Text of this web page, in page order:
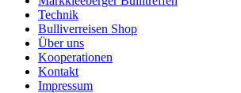
Technik
Bulliverreisen Shop
Über uns
Kooperationen
Kontakt
Impressum